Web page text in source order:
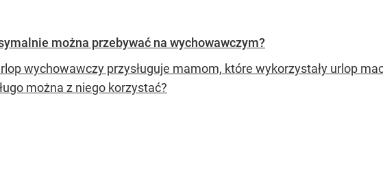
można przebywać na wychowawczym?
wychowawczy przysługuje mamom, które wykorzystały urlop
można z niego korzystać?